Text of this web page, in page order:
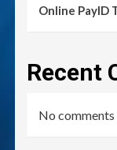
Online PayID
Recent
No comments